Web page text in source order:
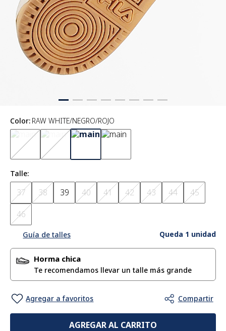
Color: RAW WHITE/NEGRO/ROJO
Talle
37 38 39 40 41 42 43 44
45
46
Guía de talles Queda 1 unidad
Horma chica
AGREGAR AL CARRITO